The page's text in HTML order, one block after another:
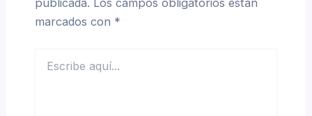
marcados con *
aquí...